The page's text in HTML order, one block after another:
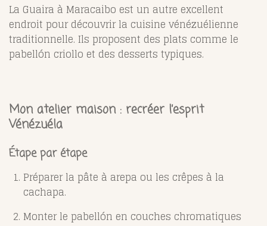
La Guaira à Maracaibo est un autre excellent
endroit pour découvrir la cuisine vénézuélienne
traditionnelle. Ils proposent des plats comme le
pabellón criollo et des desserts typiques.
Mon atelier maison : recréer l’esprit
Vénézuéla
Étape par étape
Préparer la pâte à arepa ou les crêpes à la
cachapa.
Monter le pabellón en couches chromatiques